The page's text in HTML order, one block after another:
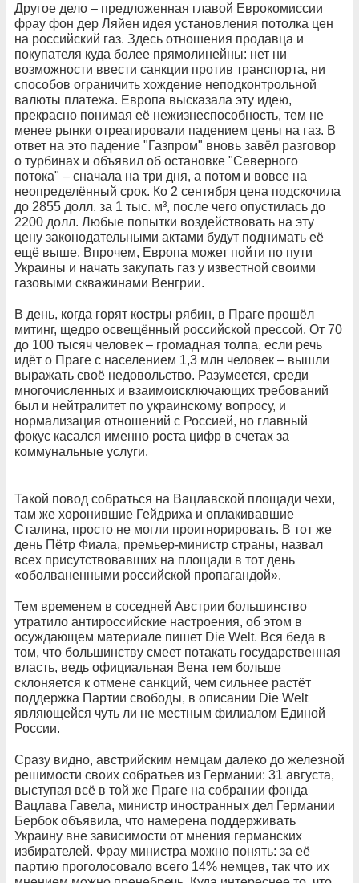
Другое дело – предложенная главой Еврокомиссии
фрау фон дер Ляйен идея установления потолка цен
на российский газ. Здесь отношения продавца и
покупателя куда более прямолинейны: нет ни
возможности ввести санкции против транспорта, ни
способов ограничить хождение неподконтрольной
валюты платежа. Европа высказала эту идею,
прекрасно понимая её нежизнеспособность, тем не
менее рынки отреагировали падением цены на газ. В
ответ на это падение "Газпром" вновь завёл разговор
о турбинах и объявил об остановке "Северного
потока" – сначала на три дня, а потом и вовсе на
неопределённый срок. Ко 2 сентября цена подскочила
до 2855 долл. за 1 тыс. м³, после чего опустилась до
2200 долл. Любые попытки воздействовать на эту
цену законодательными актами будут поднимать её
ещё выше. Впрочем, Европа может пойти по пути
Украины и начать закупать газ у известной своими
газовыми скважинами Венгрии.
В день, когда горят костры рябин, в Праге прошёл
митинг, щедро освещённый российской прессой. От 70
до 100 тысяч человек – громадная толпа, если речь
идёт о Праге с населением 1,3 млн человек – вышли
выражать своё недовольство. Разумеется, среди
многочисленных и взаимоисключающих требований
был и нейтралитет по украинскому вопросу, и
нормализация отношений с Россией, но главный
фокус касался именно роста цифр в счетах за
коммунальные услуги.
Такой повод собраться на Вацлавской площади чехи,
там же хоронившие Гейдриха и оплакивавшие
Сталина, просто не могли проигнорировать. В тот же
день Пётр Фиала, премьер-министр страны, назвал
всех присутствовавших на площади в тот день
«оболваненными российской пропагандой».
Тем временем в соседней Австрии большинство
утратило антироссийские настроения, об этом в
осуждающем материале пишет Die Welt. Вся беда в
том, что большинству смеет потакать государственная
власть, ведь официальная Вена тем больше
склоняется к отмене санкций, чем сильнее растёт
поддержка Партии свободы, в описании Die Welt
являющейся чуть ли не местным филиалом Единой
России.
Сразу видно, австрийским немцам далеко до железной
решимости своих собратьев из Германии: 31 августа,
выступая всё в той же Праге на собрании фонда
Вацлава Гавела, министр иностранных дел Германии
Бербок объявила, что намерена поддерживать
Украину вне зависимости от мнения германских
избирателей. Фрау министра можно понять: за её
партию проголосовало всего 14% немцев, так что их